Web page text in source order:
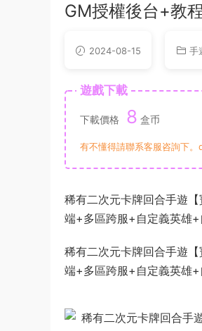
GM授權後台+教程
2024-08-15 手
遊戲下載
下載價格 8 盒币
有不懂得請聯系客服咨詢下
稀有二次元卡牌回合手遊
端+多區跨服+自定義英雄
稀有二次元卡牌回合手遊
端+多區跨服+自定義英雄